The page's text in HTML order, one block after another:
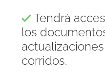
Tendrá
los
corridos.